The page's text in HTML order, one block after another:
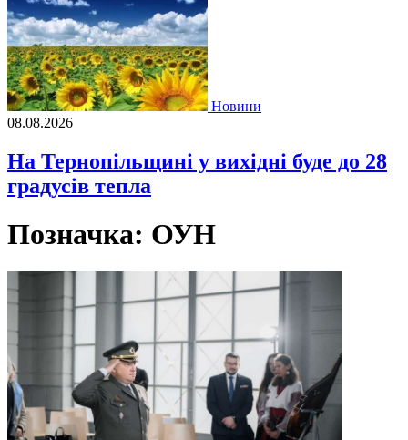
Новини
08.08.2026
На Тернопільщині у вихідні буде до 28
градусів тепла
Позначка: ОУН